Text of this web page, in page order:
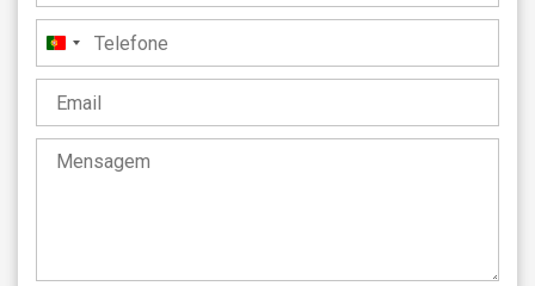
Portugal
+351